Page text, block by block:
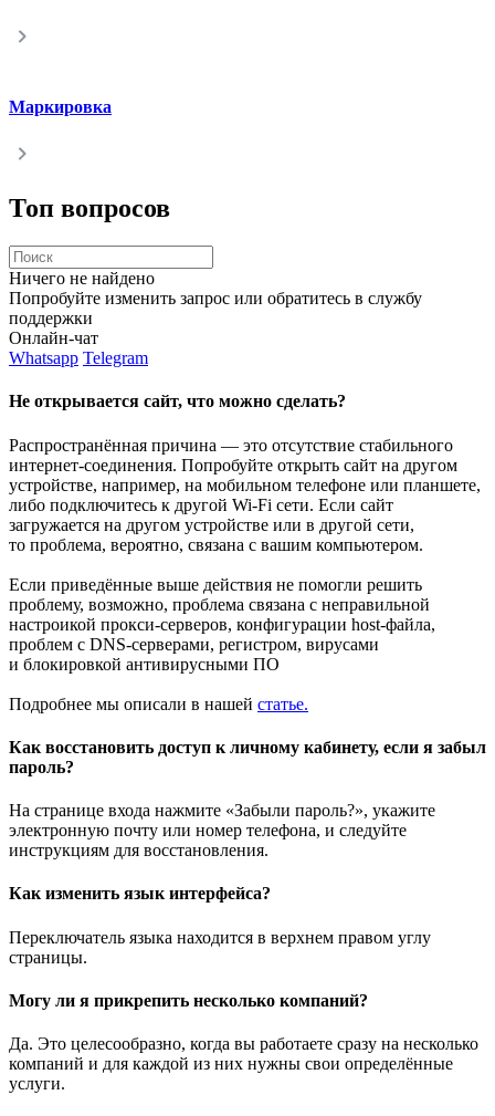
Маркировка
Топ вопросов
Ничего не найдено
Попробуйте изменить запрос или обратитесь в службу
поддержки
Онлайн-чат
Whatsapp Telegram
Не открывается сайт, что можно сделать?
Распространённая причина — это отсутствие стабильного
интернет-соединения. Попробуйте открыть сайт на другом
устройстве, например, на мобильном телефоне или планшете,
либо подключитесь к другой Wi-Fi сети. Если сайт
загружается на другом устройстве или в другой сети,
то проблема, вероятно, связана с вашим компьютером.
Если приведённые выше действия не помогли решить
проблему, возможно, проблема связана с неправильной
настроикой прокси-серверов, конфигурации host-файла,
проблем с DNS-серверами, регистром, вирусами
и блокировкой антивирусными ПО
Подробнее мы описали в нашей статье.
Как восстановить доступ к личному кабинету, если я забыл
пароль?
На странице входа нажмите «Забыли пароль?», укажите
электронную почту или номер телефона, и следуйте
инструкциям для восстановления.
Как изменить язык интерфейса?
Переключатель языка находится в верхнем правом углу
страницы.
Могу ли я прикрепить несколько компаний?
Да. Это целесообразно, когда вы работаете сразу на несколько
компаний и для каждой из них нужны свои определённые
услуги.